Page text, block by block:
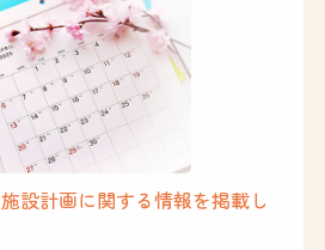
設計画に関する情報を掲載し